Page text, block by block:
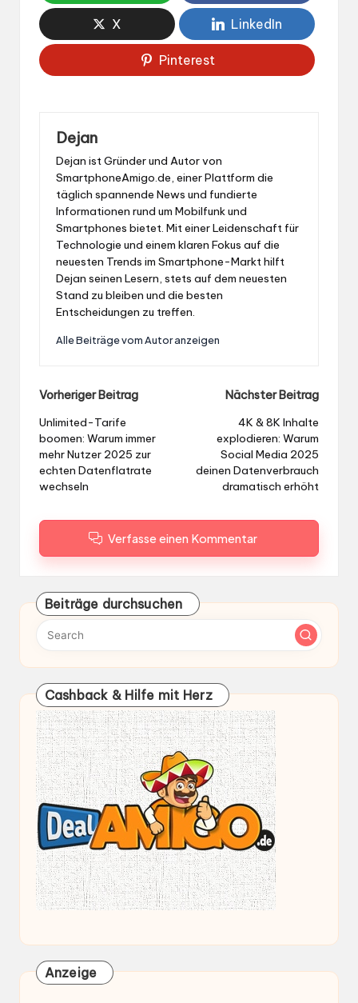
X LinkedIn
Pinterest
Dejan
Dejan ist Gründer und Autor von
SmartphoneAmigo.de, einer Plattform die
täglich spannende News und fundierte
Informationen rund um Mobilfunk und
Smartphones bietet. Mit einer Leidenschaft für
Technologie und einem klaren Fokus auf die
neuesten Trends im Smartphone-Markt hilft
Dejan seinen Lesern, stets auf dem neuesten
Stand zu bleiben und die besten
Entscheidungen zu treffen.
Alle Beiträge vom Autor anzeigen
Post
navigation
Vorheriger Beitrag
Unlimited-Tarife
boomen: Warum immer
mehr Nutzer 2025 zur
echten Datenflatrate
wechseln
Nächster Beitrag
4K & 8K Inhalte
explodieren: Warum
Social Media 2025
deinen Datenverbrauch
dramatisch erhöht
Verfasse einen Kommentar
Beiträge durchsuchen
Cashback & Hilfe mit Herz
Anzeige